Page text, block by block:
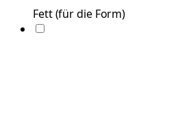
Fett(für die Form)